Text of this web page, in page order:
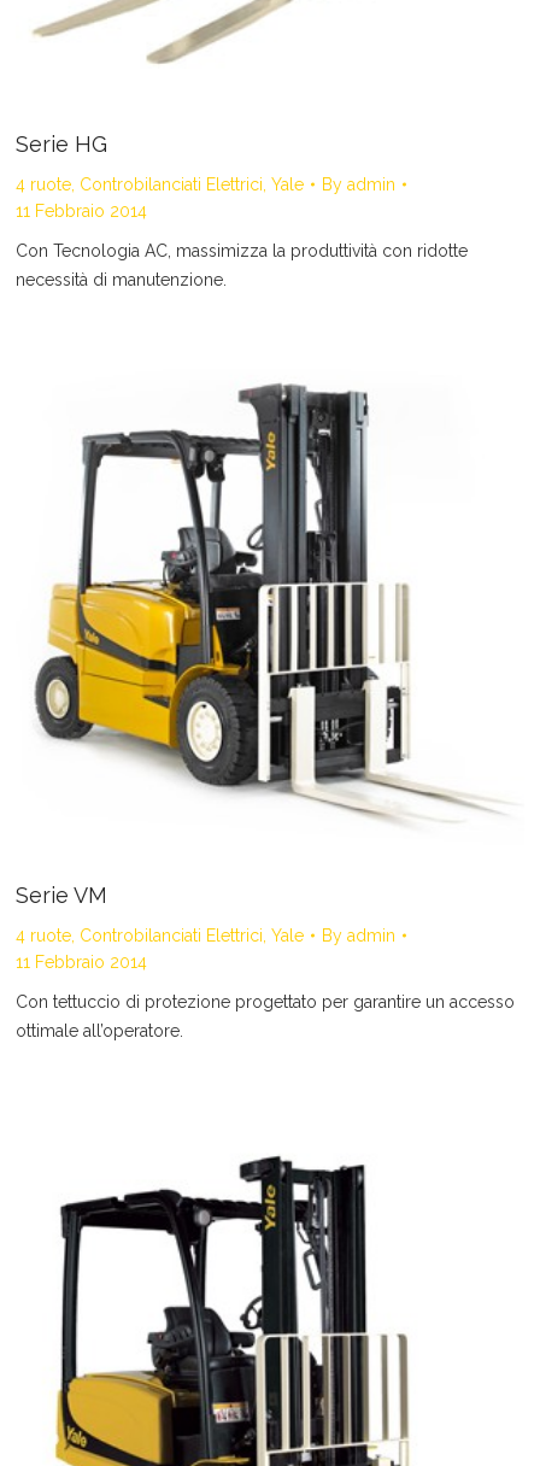
Serie HG
4 ruote, Controbilanciati Elettrici Yale By admin
11 Febbraio 2014
Con Tecnologia AC, massimizza la produttività con ridotte
necessità di manutenzione.
Serie VM
4 ruote, Controbilanciati Elettrici Yale By admin
11 Febbraio 2014
Con tettuccio di protezione progettato per garantire un accesso
ottimale all’operatore.